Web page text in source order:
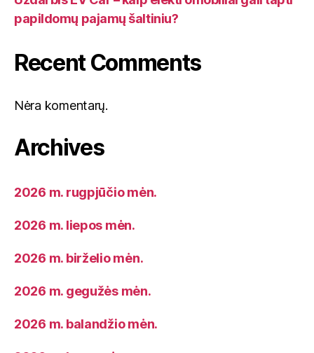
papildomų pajamų šaltiniu?
Recent Comments
Nėra komentarų.
Archives
2026 m. rugpjūčio mėn.
2026 m. liepos mėn.
2026 m. birželio mėn.
2026 m. gegužės mėn.
2026 m. balandžio mėn.